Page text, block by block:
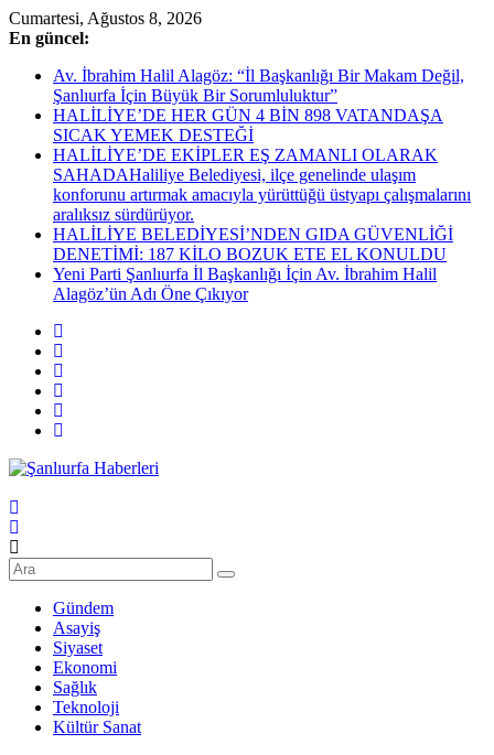
Skip
to
Cumartesi, Ağustos 8, 2026
En güncel:
Av. İbrahim Halil Alagöz: “İl Başkanlığı Bir Makam Değil,
Şanlıurfa İçin Büyük Bir Sorumluluktur”
HALİLİYE’DE HER GÜN 4 BİN 898 VATANDAŞA
SICAK YEMEK DESTEĞİ
HALİLİYE’DE EKİPLER EŞ ZAMANLI OLARAK
SAHADAHaliliye Belediyesi, ilçe genelinde ulaşım
konforunu artırmak amacıyla yürüttüğü üstyapı çalışmalarını
aralıksız sürdürüyor.
HALİLİYE BELEDİYESİ’NDEN GIDA GÜVENLİĞİ
DENETİMİ: 187 KİLO BOZUK ETE EL KONULDU
Yeni Parti Şanlıurfa İl Başkanlığı İçin Av. İbrahim Halil
Alagöz’ün Adı Öne Çıkıyor
Şanlıurfa
Haberleri
Son
Şanlıurfa
Haberleri
Gündem
Asayiş
Siyaset
Ekonomi
Sağlık
Teknoloji
Kültür Sanat